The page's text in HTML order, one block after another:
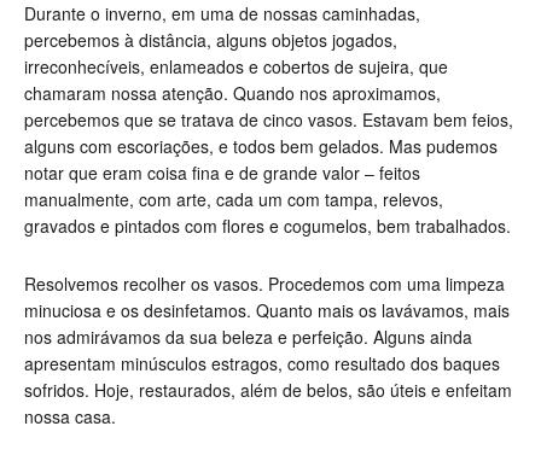
Durante o inverno, em uma de nossas caminhadas,
percebemos à distância, alguns objetos jogados,
irreconhecíveis, enlameados e cobertos de sujeira, que
chamaram nossa atenção. Quando nos aproximamos,
percebemos que se tratava de cinco vasos. Estavam bem feios,
alguns com escoriações, e todos bem gelados. Mas pudemos
notar que eram coisa fina e de grande valor – feitos
manualmente, com arte, cada um com tampa, relevos,
gravados e pintados com flores e cogumelos, bem trabalhados.
Resolvemos recolher os vasos. Procedemos com uma limpeza
minuciosa e os desinfetamos. Quanto mais os lavávamos, mais
nos admirávamos da sua beleza e perfeição. Alguns ainda
apresentam minúsculos estragos, como resultado dos baques
sofridos. Hoje, restaurados, além de belos, são úteis e enfeitam
nossa casa.